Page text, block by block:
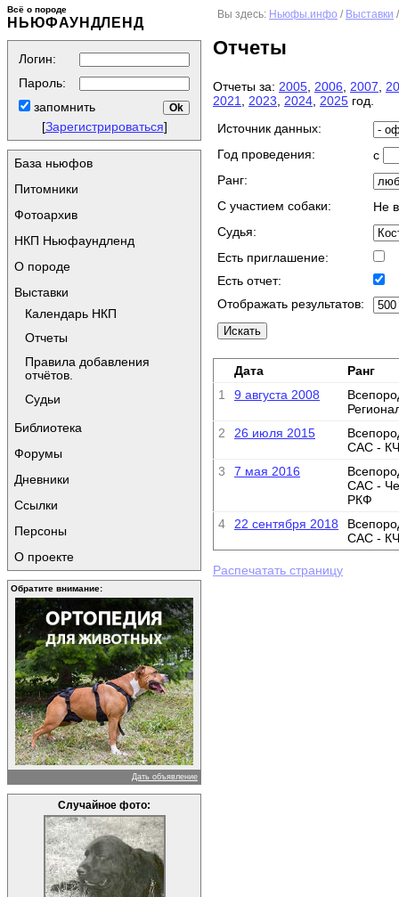
Всё о породе
НЬЮФАУНДЛЕНД
Логин:
Пароль:
запомнить
[Зарегистрироваться]
База ньюфов
Питомники
Фотоархив
НКП Ньюфаундленд
О породе
Выставки
Календарь НКП
Отчеты
Правила добавления
отчётов.
Судьи
Библиотека
Форумы
Дневники
Ссылки
Персоны
О проекте
Обратите внимание:
Дать объявление
Случайное фото:
Вы здесь: Ньюфы.инфо / Выставки
Отчеты
Отчеты за: 2005 2006 2007
2021
2023 2024 2025 год.
Источник данных:
Год проведения:
с
Ранг:
C участием собаки:
Не
Судья:
Есть приглашение:
Есть отчет:
Отображать результатов:
Дата
Ранг
1
9 августа 2008
2
26 июля 2015
САС -
3
7 мая 2016
САС -
РКФ
4
22 сентября 2018
САС -
Распечатать страницу